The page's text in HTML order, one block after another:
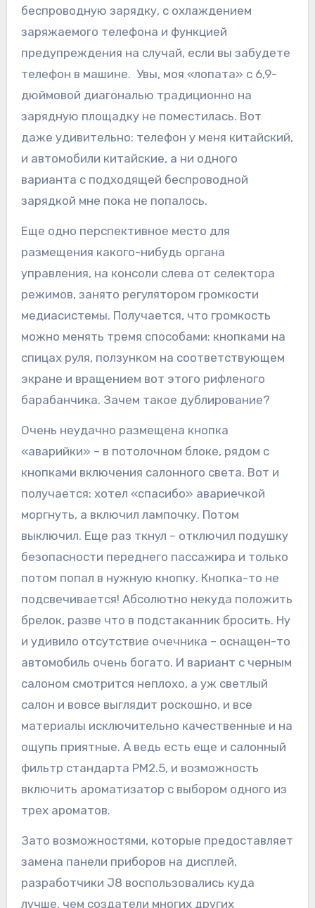
беспроводную зарядку, с охлаждением
заряжаемого телефона и функцией
предупреждения на случай, если вы забудете
телефон в машине. Увы, моя «лопата» с 6,9-
дюймовой диагональю традиционно на
зарядную площадку не поместилась. Вот
даже удивительно: телефон у меня китайский,
и автомобили китайские, а ни одного
варианта с подходящей беспроводной
зарядкой мне пока не попалось.
Еще одно перспективное место для
размещения какого-нибудь органа
управления, на консоли слева от селектора
режимов, занято регулятором громкости
медиасистемы. Получается, что громкость
можно менять тремя способами: кнопками на
спицах руля, ползунком на соответствующем
экране и вращением вот этого рифленого
барабанчика. Зачем такое дублирование?
Очень неудачно размещена кнопка
«аварийки» – в потолочном блоке, рядом с
кнопками включения салонного света. Вот и
получается: хотел «спасибо» авариечкой
моргнуть, а включил лампочку. Потом
выключил. Еще раз ткнул – отключил подушку
безопасности переднего пассажира и только
потом попал в нужную кнопку. Кнопка-то не
подсвечивается! Абсолютно некуда положить
брелок, разве что в подстаканник бросить. Ну
и удивило отсутствие очечника – оснащен-то
автомобиль очень богато. И вариант с черным
салоном смотрится неплохо, а уж светлый
салон и вовсе выглядит роскошно, и все
материалы исключительно качественные и на
ощупь приятные. А ведь есть еще и салонный
фильтр стандарта PM2.5, и возможность
включить ароматизатор c выбором одного из
трех ароматов.
Зато возможностями, которые предоставляет
замена панели приборов на дисплей,
разработчики J8 воспользовались куда
лучше, чем создатели многих других